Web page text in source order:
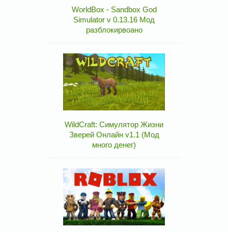
WorldBox - Sandbox God
Simulator v 0.13.16 Мод
разблокирвоано
WildCraft: Симулятор Жизни
Зверей Онлайн v1.1 (Мод
много денег)